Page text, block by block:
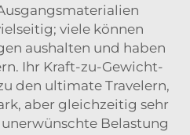
viele können
aushalten und haben
Ihr Kraft-zu-Gewicht-
den ultimate Travelern,
aber gleichzeitig sehr
Belastung